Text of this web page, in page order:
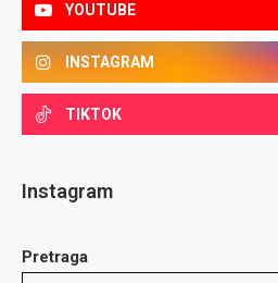
YOUTUBE
INSTAGRAM
TIKTOK
Instagram
Pretraga